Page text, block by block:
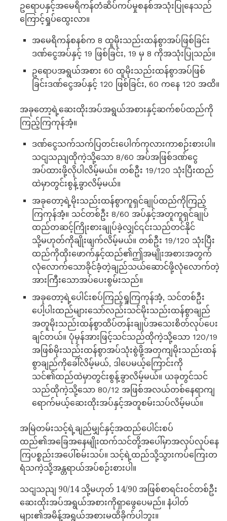
ဥရောပနှင့်အမေရိကန်တံဆိပ်ကပ်မှုစနစ်အသုံးပြုနေသည်
ကြောင့်ရှုပ်ထွေးလာ။
အမေရိကန်စနစ်က 8 ထူမိုးသည်းထန်စွာအပ်ဖြစ်ခြင်း
ဒဏ်ငွေအပ်နှင့် 19 ဖြစ်ခြင်း, 19 မှ 8 ကိုအသုံးပြုသည်။
ဥရောပအရွယ်အစား 60 ထူမိုးသည်းထန်စွာအပ်ဖြစ်
ခြင်းဒဏ်ငွေအပ်နှင့် 120 ဖြစ်ခြင်း, 60 ကနေ 120 အထိ။
အခုတော့ရဲ့ဆေးထိုးအပ်အရွယ်အစားနှင့်ဆက်စပ်ထည်ကို
ကြည့်ကြကုန်အံ့။
ဒဏ်ငွေသက်သက်ပြတင်းပေါက်ကုလားကာစဉ်းစားပါ။
သငျသညျထိုကဲ့သို့သော 8/60 အပ်အဖြစ်ဒဏ်ငွေ
အပ်ထားဖို့လိုပါလိမ့်မယ်။ တစ်ဦး 19/120 သုံးပြီးထည်
ထဲမှာတွင်းစွန့်ခွာလိမ့်မယ်။
အခုတော့ရဲ့မိုးသည်းထန်စွာကူရှင်ချုပ်ထည်ကိုကြည့်
ကြကုန်အံ့။ သင်တစ်ဦး 8/60 အပ်နှင့်အတူကူရှင်ချုပ်
ထည်တဆင့်ကြိုးစားချုပ်ခဲ့လျှင်၎င်းသည်တင်နိုင်
သို့မဟုတ်ကိုချိုးဖျက်လိမ့်မယ်။ တစ်ဦး 19/120 သုံးပြီး
ထည်ကိုထိုးဖောက်နှင့်ထည်၏ဤအမျိုးအစားအတွက်
လုံလောက်သောခိုင်ခံ့တဲ့ချည်သယ်ဆောင်ဖို့လုံလောက်တဲ့
အားကြီးသောအပ်ပေးစွမ်းသည်။
အခုတော့ရဲ့ပေါင်းစပ်ကြည့်ရှုကြကုန်အံ့, သင်တစ်ဦး
ပေါ့ပါးထည်များသော်လည်းသင်မိုးသည်းထန်စွာချည်
အတူမိုးသည်းထန်စွာထိပ်တန်းချုပ်အသေးစိတ်လုပ်ပေး
ချင်တယ်။ ပုံမှန်အားဖြင့်သင်သည်ထိုကဲ့သို့သော 120/19
အဖြစ်မိုးသည်းထန်စွာအပ်သုံးစွဲဖို့အတှကျမိုးသည်းထန်
စွာချည်ကိုခေါ်လိမ့်မယ်, ဒါပေမယ့်ကြောင်းကို
သင်၏ထည်ထဲမှာတွင်းစွန့်ခွာလိမ့်မယ်။ ယခုတွင်သင်
သည်ထိုကဲ့သို့သော 80/12 အဖြစ်အလယ်တစ်နေရာကျ
ရောက်မယ့်ဆေးထိုးအပ်နှင့်အတူစမ်းသပ်လိမ့်မယ်။
အမြဲတမ်းသင့်ရဲ့ချည်မျှင်နှင့်အထည်ပေါင်းစပ်
ထည်၏အခြေအနေမျိုးထက်သင်တို့အပေါ်မှာအလုပ်လုပ်နေ
ကြပစ္စည်းအပေါ်စမ်းသပ်။ သင့်ရဲ့ထည်သို့သွားကပ်ကြေးတ
ရံသကဲ့သို့အန္တရာယ်အပ်စဉ်းစားပါ။
သငျသညျ 90/14 သို့မဟုတ် 14/90 အဖြစ်စာရင်းဝင်တစ်ဦး
ဆေးထိုးအပ်အရွယ်အစားကိုရှာဖွေပေမည်။ နံပါတ်
များ၏အမိန့်အရွယ်အစားမထိခိုက်ပါဘူး။